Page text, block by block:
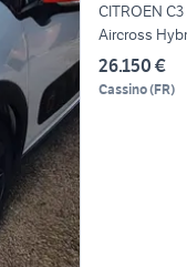
CITROEN C3
Aircross
145 cv
Automatico
26.150 €
Cassino(FR)